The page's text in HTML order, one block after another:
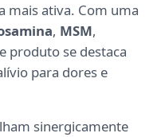
mais ativa. Com uma
, MSM,
produto se destaca
para dores e
sinergicamente